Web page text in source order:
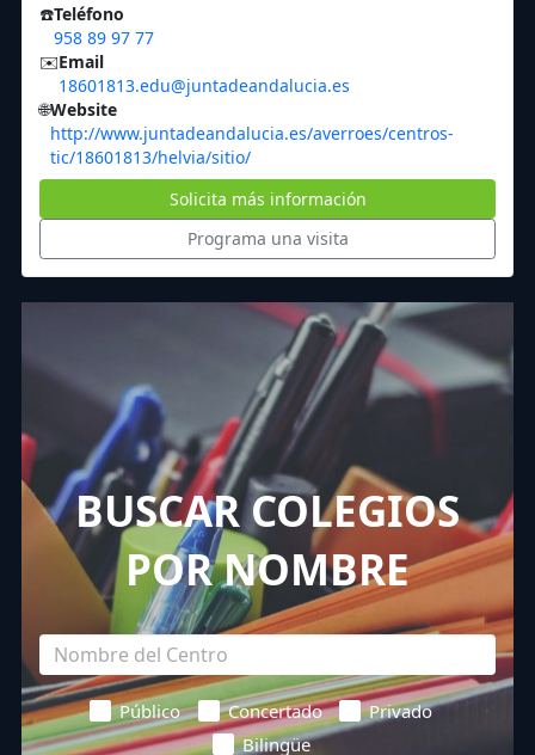
☎️Teléfono
958 89 97 77
✉️Email
18601813.edu@juntadeandalucia.es
🌐Website
http://www.juntadeandalucia.es/averroes/centros-
tic/18601813/helvia/sitio/
Solicita más información
Programa una visita
BUSCAR COLEGIOS
POR NOMBRE
Público Concertado
Privado
Bilingüe